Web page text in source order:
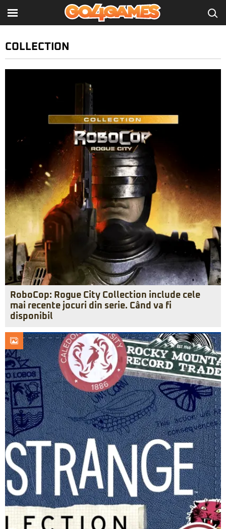
COLLECTION
RoboCop: Rogue City Collection include cele
mai recente jocuri din serie. Când va fi
disponibil